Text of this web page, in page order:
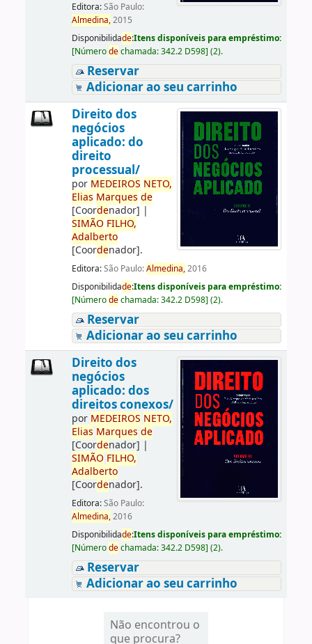
Editora:São Paulo:
Almedina,2015
Disponibilidade:Itens disponíveis para empréstimo:
[Númerodechamada:342.2 D598] (2).
Reservar
Adicionar ao seu carrinho
Direito dos
negócios
aplicado: do
direito
processual/
por MEDEIROS NETO,
Elias Marques de
[Coordenador] |
SIMÃO FILHO,
Adalberto
[Coordenador].
Editora:São Paulo:Almedina,2016
Disponibilidade:Itens disponíveis para empréstimo:
[Númerodechamada:342.2 D598] (2).
Reservar
Adicionar ao seu carrinho
Direito dos
negócios
aplicado: dos
direitos conexos/
por MEDEIROS NETO,
Elias Marques de
[Coordenador] |
SIMÃO FILHO,
Adalberto
[Coordenador].
Editora:São Paulo:
Almedina,2016
Disponibilidade:Itens disponíveis para empréstimo:
[Númerodechamada:342.2 D598] (2).
Reservar
Adicionar ao seu carrinho
Não encontrou o
que procura?